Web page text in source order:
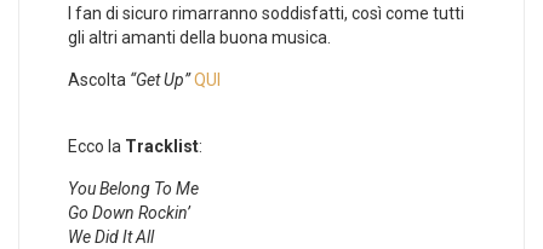
I fan di sicuro rimarranno soddisfatti, così come tutti
gli altri amanti della buona musica.
Ascolta “Get Up”QUI
Ecco la Tracklist:
You Belong To Me
Go Down Rockin’
We Did It All